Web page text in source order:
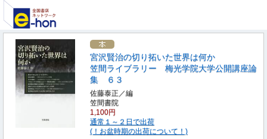
宮沢賢治の切り拓いた世界は何か
笠間ライブラリー 梅光学院大学公開講座論
集 ６３
佐藤泰正／編
笠間書院
1,100円
通常１～２日で出荷
(！お盆時期の出荷について！)